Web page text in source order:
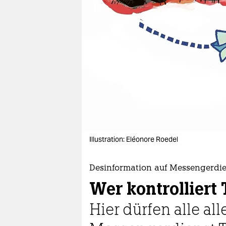
unterstützen
abo
genossenschaft
Illustration: Eléonore Roedel
Desinformation auf
Wer kontrolliert
Hier dürfen alle